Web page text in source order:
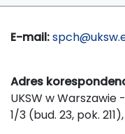
E-mail:
Adres
UKSW w
1/3 (bud. 23, pok.